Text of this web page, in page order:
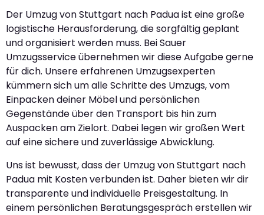
Der Umzug von Stuttgart nach Padua ist eine große
logistische Herausforderung, die sorgfältig geplant
und organisiert werden muss. Bei Sauer
Umzugsservice übernehmen wir diese Aufgabe gerne
für dich. Unsere erfahrenen Umzugsexperten
kümmern sich um alle Schritte des Umzugs, vom
Einpacken deiner Möbel und persönlichen
Gegenstände über den Transport bis hin zum
Auspacken am Zielort. Dabei legen wir großen Wert
auf eine sichere und zuverlässige Abwicklung.
Uns ist bewusst, dass der Umzug von Stuttgart nach
Padua mit Kosten verbunden ist. Daher bieten wir dir
transparente und individuelle Preisgestaltung. In
einem persönlichen Beratungsgespräch erstellen wir